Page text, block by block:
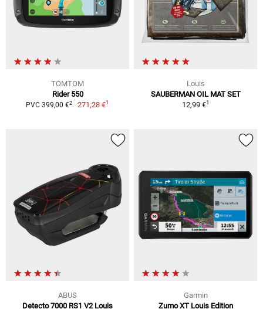
TOMTOM
Rider 550
PVC 399,00 €2 271,28 €1
Louis
SAUBERMAN OIL MAT SET
12,99 €1
ABUS
Detecto 7000 RS1 V2 Louis
Garmin
Zumo XT Louis Edition